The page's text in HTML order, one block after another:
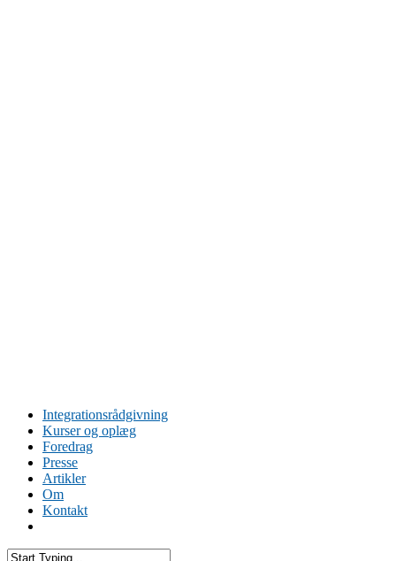
Integrationsrådgivning
Kurser og oplæg
Foredrag
Presse
Artikler
Om
Kontakt